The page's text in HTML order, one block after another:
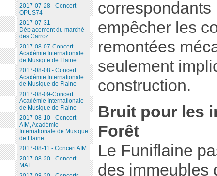
empêcher les
remontées
seulement
construction.
Bruit pour les
Forêt
Le Funiflaine
des immeubles
2017-07-28 - Concert
OPUS74
2017-07-31 -
Déplacement du marché
des Carroz
2017-08-07-Concert
Académie Internationale
de Musique de Flaine
2017-08-08 - Concert
Académie Internationale
de Musique de Flaine
2017-08-09-Concert
Académie Internationale
de Musique de Flaine
2017-08-10 - Concert
AIM, Académie
Internationale de Musique
de Flaine
2017-08-11 - Concert AIM
2017-08-20 - Concert-
MAF